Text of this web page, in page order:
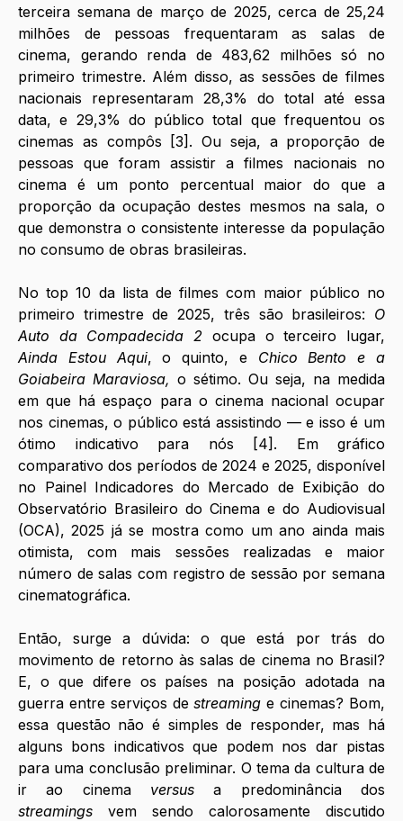
terceira semana de março de 2025, cerca de 25,24
milhões de pessoas frequentaram as salas de
cinema, gerando renda de 483,62 milhões só no
primeiro trimestre. Além disso, as sessões de filmes
nacionais representaram 28,3% do total até essa
data, e 29,3% do público total que frequentou os
cinemas as compôs [3]. Ou seja, a proporção de
pessoas que foram assistir a filmes nacionais no
cinema é um ponto percentual maior do que a
proporção da ocupação destes mesmos na sala, o
que demonstra o consistente interesse da população
no consumo de obras brasileiras.
No top 10 da lista de filmes com maior público no
primeiro trimestre de 2025, três são brasileiros: O
Auto da Compadecida 2
Ainda Estou Aqui, o quinto, e Chico Bento e a
Goiabeira Maraviosa, o sétimo. Ou seja, na medida
em que há espaço para o cinema nacional ocupar
nos cinemas, o público está assistindo — e isso é um
ótimo indicativo para nós [4]. Em gráfico
comparativo dos períodos de 2024 e 2025, disponível
no Painel Indicadores do Mercado de Exibição do
Observatório Brasileiro do Cinema e do Audiovisual
(OCA), 2025 já se mostra como um ano ainda mais
otimista, com mais sessões realizadas e maior
número de salas com registro de sessão por semana
cinematográfica.
Então, surge a dúvida: o que está por trás do
movimento de retorno às salas de cinema no Brasil?
E, o que difere os países na posição adotada na
guerra entre serviços de streaming e cinemas? Bom,
essa questão não é simples de responder, mas há
alguns bons indicativos que podem nos dar pistas
para uma conclusão preliminar. O tema da cultura de
ir ao cinema versus
streamings vem sendo calorosamente discutido